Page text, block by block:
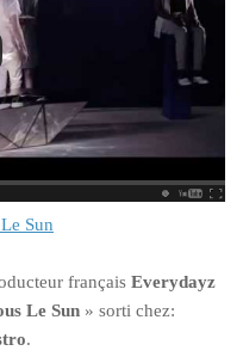
Sun
français Everydayz
Le Sun » sorti chez:
.